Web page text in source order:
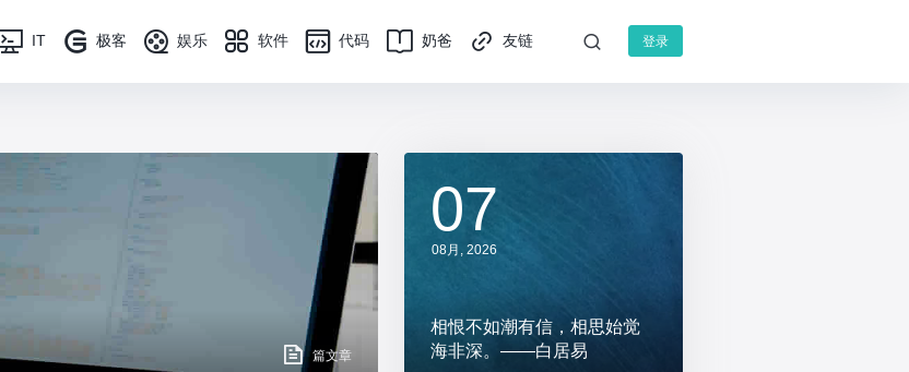
IT 极客 娱乐 软件 代码 奶爸 友链 登录
篇文章
07
08月, 2026
相恨不如潮有信，相思始觉
海非深。——白居易